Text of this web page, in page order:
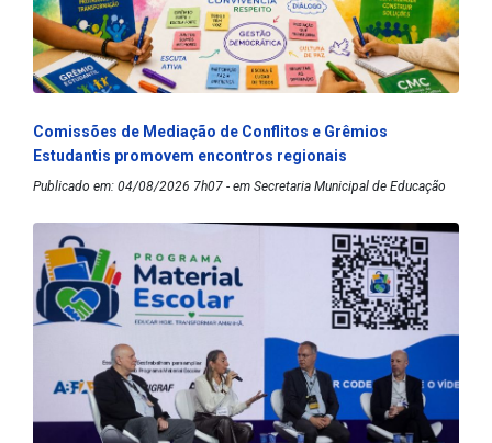
Comissões de Mediação de Conflitos e Grêmios
Estudantis promovem encontros regionais
Publicado em: 04/08/2026 7h07 - em Secretaria Municipal de Educação